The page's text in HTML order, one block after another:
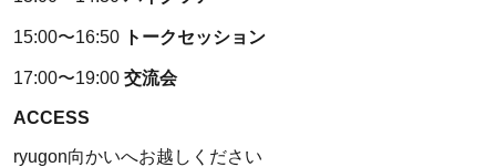
15:00〜16:50 トークセッション
17:00〜19:00 交流会
ACCESS
ryugon向かいへお越しください